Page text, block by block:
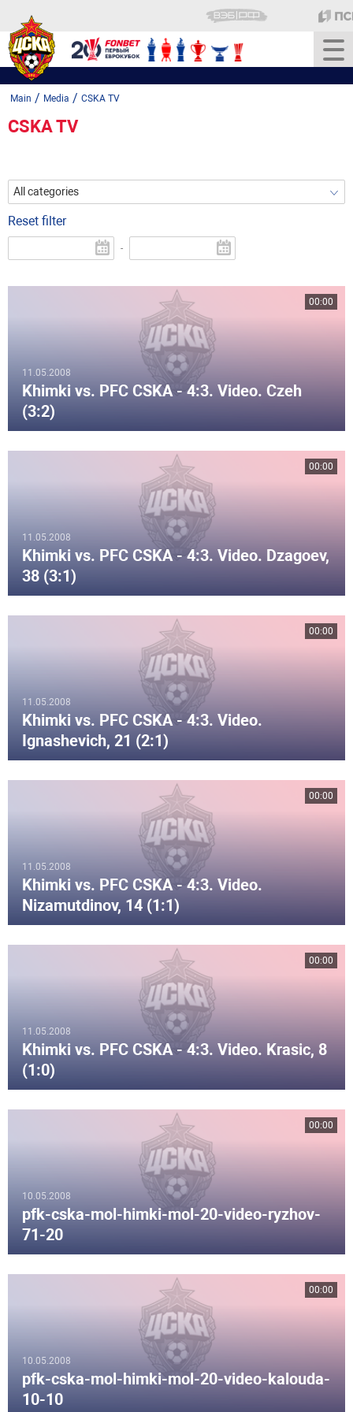
Main / Media / CSKA TV
CSKA TV
All categories
Reset filter
-
11.05.2008
Khimki vs. PFC CSKA - 4:3. Video. Czeh
(3:2)
00:00
11.05.2008
Khimki vs. PFC CSKA - 4:3. Video. Dzagoev,
38 (3:1)
00:00
11.05.2008
Khimki vs. PFC CSKA - 4:3. Video.
Ignashevich, 21 (2:1)
00:00
11.05.2008
Khimki vs. PFC CSKA - 4:3. Video.
Nizamutdinov, 14 (1:1)
00:00
11.05.2008
Khimki vs. PFC CSKA - 4:3. Video. Krasic, 8
(1:0)
00:00
10.05.2008
pfk-cska-mol-himki-mol-20-video-ryzhov-
71-20
00:00
10.05.2008
pfk-cska-mol-himki-mol-20-video-kalouda-
10-10
00:00